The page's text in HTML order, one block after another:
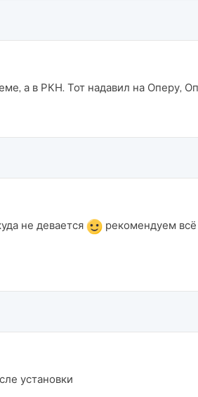
а в РКН. Тот надавил на Оперу,
не девается
рекомендуем
установки